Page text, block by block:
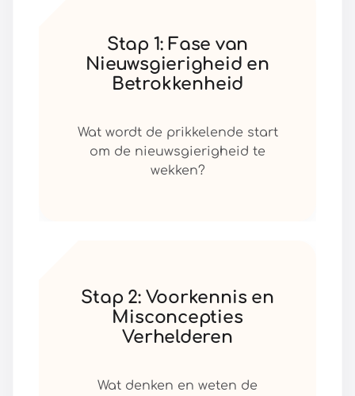
Stap 1: Fase van
Nieuwsgierigheid en
Betrokkenheid
Wat wordt de prikkelende start
om de nieuwsgierigheid te
wekken?
Stap 2: Voorkennis en
Misconcepties
Verhelderen
Wat denken en weten de